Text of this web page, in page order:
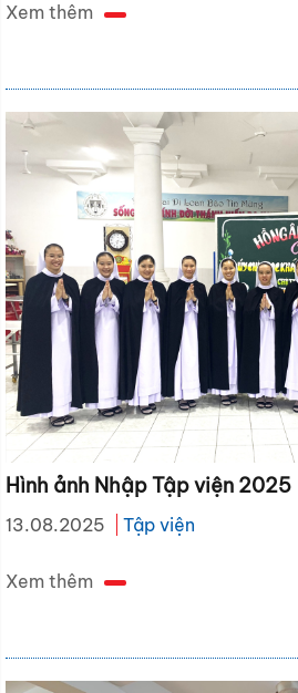
Xem thêm
Hình ảnh Nhập Tập viện 2025
13.08.2025 Tập viện
Xem thêm